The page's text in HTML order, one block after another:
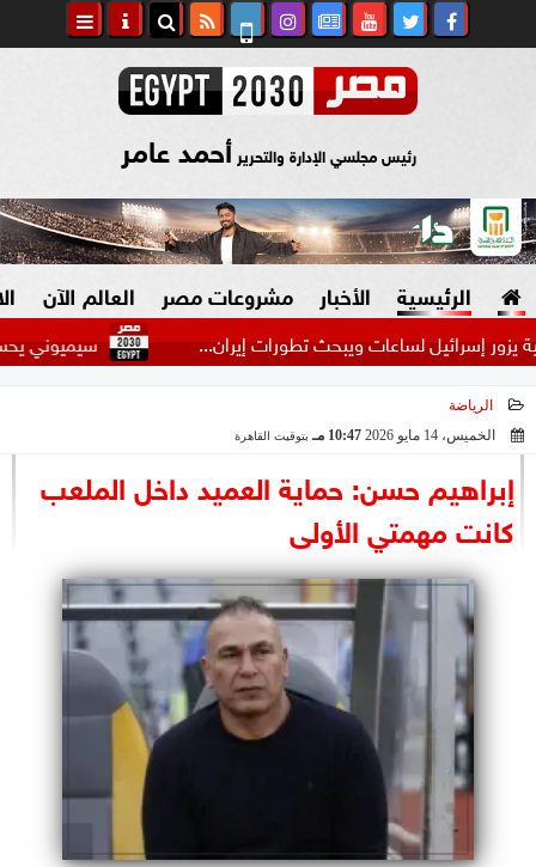
رئيس مجلسي الإدارة والتحرير أحمد عامر
الرئيسية الأخبار
السياسة
الرئاسة
البرلمان
الوزارات
الأحزاب
مشروعات مصر
صنع في مصر
العالم الآن
سيميوني يحسم لساعات ويبحث تطورات إيران...
الرياضة
الخميس، 14 مايو 2026
10:47 مـ بتوقيت القاهرة
إبراهيم حسن: حماية العميد داخل الملعب
كانت مهمتي الأولى